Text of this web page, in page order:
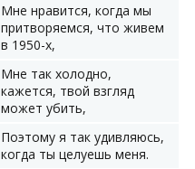
Мне нравится, когда мы
притворяемся, что живем
в 1950-х,
Мне так холодно,
кажется, твой взгляд
может убить,
Поэтому я так удивляюсь,
когда ты целуешь меня.